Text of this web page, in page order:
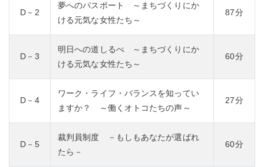
D－2
夢へのパスポート ～まちづくりにか
ける元気な女性たち～
87分
D－3
明日への道しるべ ～まちづくりにか
ける元気な女性たち～
60分
D－4
ワーク・ライフ・バランスを知ってい
ますか？ ～働くオトコたちの声～
27分
D－5
裁判員制度 －もしもあなたが選ばれ
たら－
60分